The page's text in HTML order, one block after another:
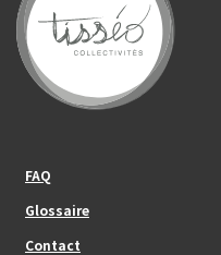
FAQ
Glossaire
Contact